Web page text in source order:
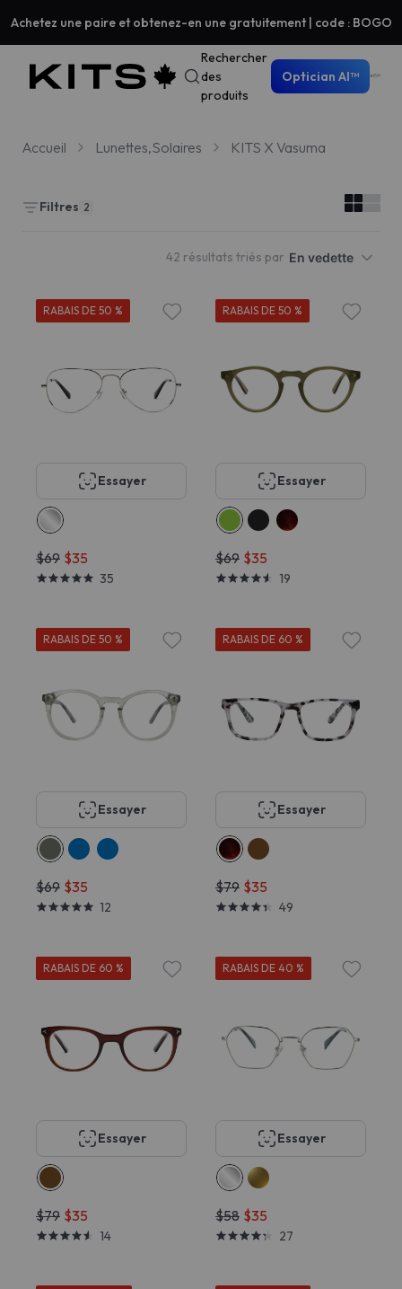
Achetez une paire et obtenez-en une gratuitement | code : BOGO
Rechercher
des
produits
Optician AI™
Accueil Lunettes,Solaires KITS X Vasuma
Filtres 2
42 résultats triés par En vedette
RABAIS DE 50 %
Essayer
$69 $35
35
RABAIS DE 50 %
Essayer
$69 $35
19
RABAIS DE 50 %
Essayer
$69 $35
12
RABAIS DE 60 %
Essayer
$79 $35
49
RABAIS DE 60 %
Essayer
$79 $35
14
RABAIS DE 40 %
Essayer
$58 $35
27